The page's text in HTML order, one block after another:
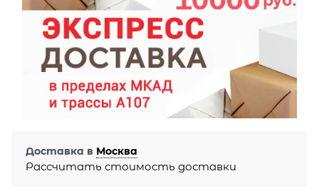
Доставка в Москва
Рассчитать стоимость доставки